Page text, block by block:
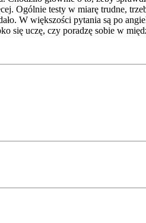
Ogólnie testy w miarę trudne,
W większości pytania są po
się uczę, czy poradzę sobie w